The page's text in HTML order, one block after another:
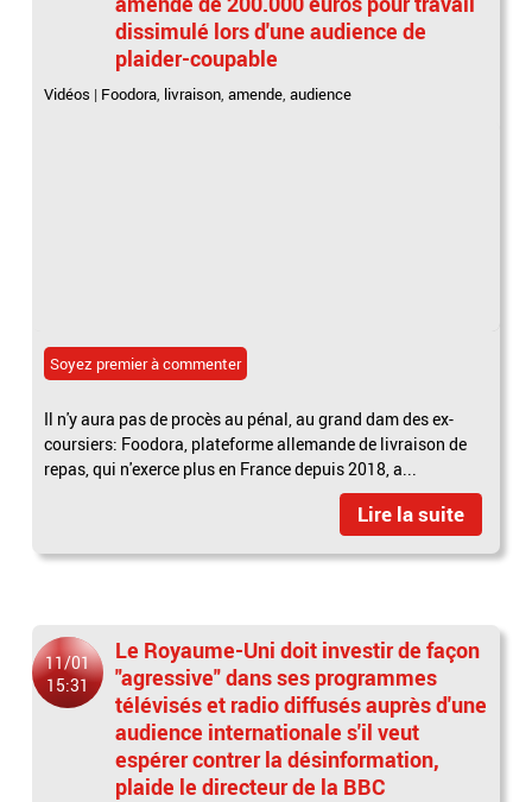
dissimulé lors d'une audience de
plaider-coupable
Vidéos | Foodora, livraison,amende,audience
Soyez premier à commenter
Il n'y aura pas de procès au pénal, au grand dam des ex-
coursiers: Foodora, plateforme allemande de livraison de
repas, qui n'exerce plus en France depuis 2018, a...
Lire la suite
11/01
15:31
Le Royaume-Uni doit investir de façon
"agressive" dans ses programmes
télévisés et radio diffusés auprès d'une
audience internationale s'il veut
espérer contrer la désinformation,
plaide le directeur de la BBC